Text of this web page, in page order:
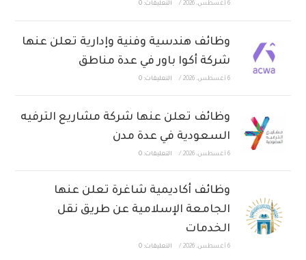
6 أغسطس، 2026 / التعليقات: 0
وظائف هندسية وفنية وإدارية تعلن عنها
شركة أكوا باور في عدة مناطق
6 أغسطس، 2026 / التعليقات: 0
وظائف تعلن عنها شركة مشاريع الترفيه
السعودية في عدة مدن
6 أغسطس، 2026 / التعليقات: 0
وظائف أكاديمية شاغرة تعلن عنها
الجامعة الإسلامية عن طريق نقل
الخدمات
6 أغسطس، 2026 / التعليقات: 0